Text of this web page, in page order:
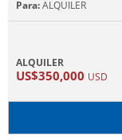
Para:ALQUILER
ALQUILER
US$350,000 USD